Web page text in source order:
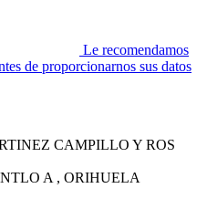
Le recomendamos
de proporcionarnos sus datos
CAMPILLO Y ROS
A , ORIHUELA